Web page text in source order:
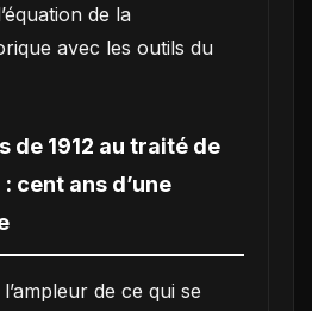
de la
avec les outils du
de 1912 au traité de
cent ans d’une
de ce qui se